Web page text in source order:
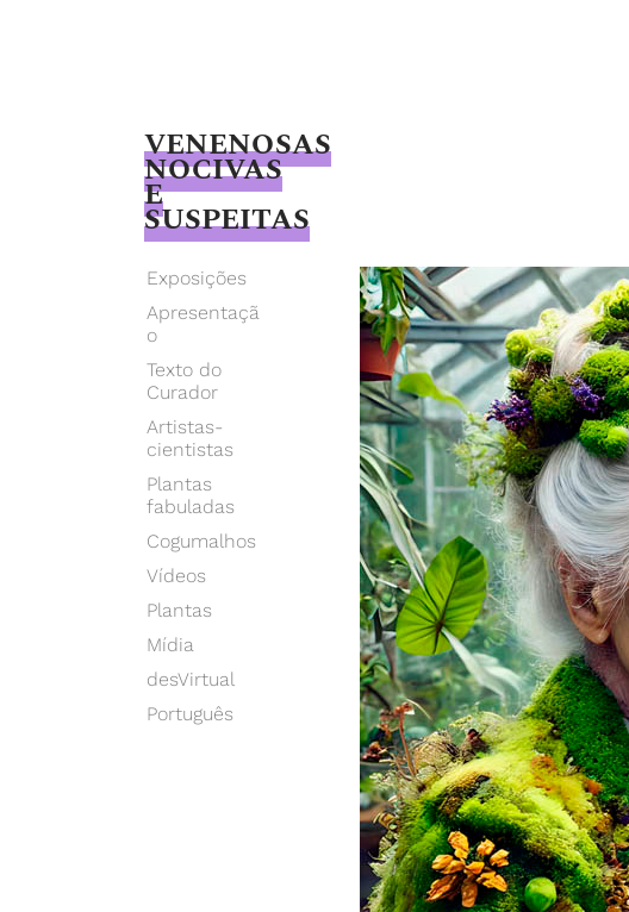
VENENOSAS
NOCIVAS
E
SUSPEITAS
Giselle
Beiguelman
Exposições
Apresentaçã
o
Texto do
Curador
Artistas-
cientistas
Plantas
fabuladas
Cogumalhos
Vídeos
Plantas
Mídia
desVirtual
Português